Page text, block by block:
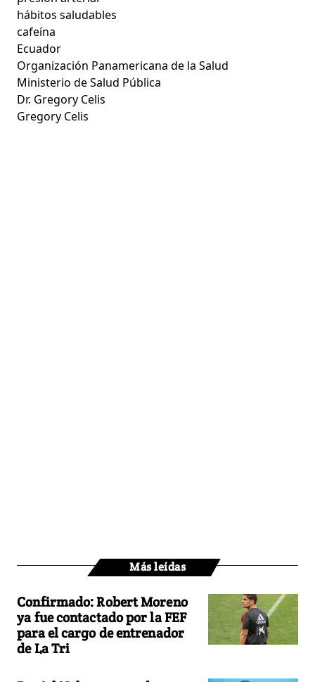
hábitos saludables
cafeína
Ecuador
Organización Panamericana de la Salud
Ministerio de Salud Pública
Dr. Gregory Celis
Gregory Celis
Más leídas
Confirmado: Robert Moreno
ya fue contactado por la FEF
para el cargo de entrenador
de La Tri